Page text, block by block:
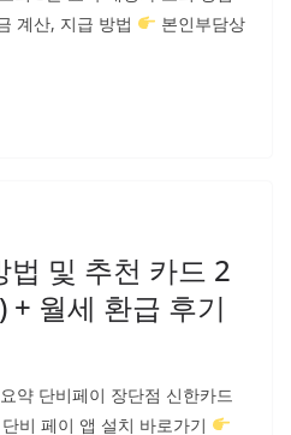
계산, 지급 방법
본인부담상
법 및 추천 카드 2
+ 월세 환급 후기
약 단비페이 장단점 신한카드
단비 페이 앱 설치 바로가기